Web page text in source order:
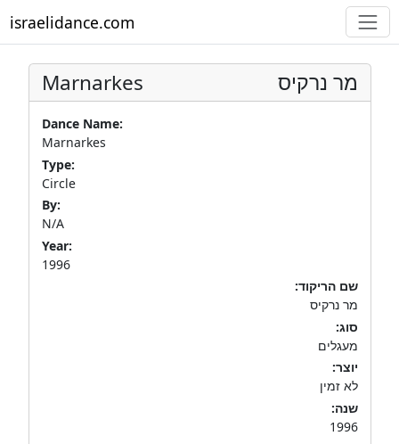
israelidance.com
Marnarkes מר נרקיס
Dance Name:
Marnarkes
Type:
Circle
By:
N/A
Year:
1996
שם הריקוד:
מר נרקיס
סוג:
מעגלים
יוצר:
לא זמין
שנה:
1996